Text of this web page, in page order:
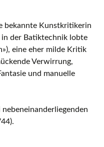
bekannte Kunstkritikerin
in der Batiktechnik lobte
eine eher milde Kritik
Verwirrung,
und manuelle